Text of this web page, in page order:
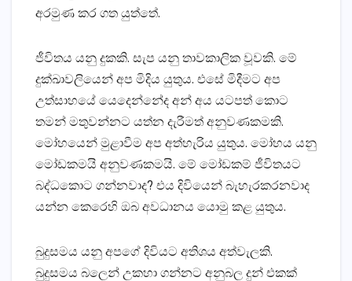
අරමුණ කර ගත යුත්තේ.
ජීවිතය යනු දුකකි. සැප යනු තාවකාලික වූවකි. මේ
දුක්‌ඛාවලියෙන් අප මිදිය යුතුය. එසේ මිදීමට අප
උත්සාහයේ යෙදෙන්නේද අන් අය යටපත් කොට
තමන් මතුවන්නට යත්න දැරීමත් අනුවණකමකි.
මෝහයෙන් මුළාවීම අප අත්හැරිය යුතුය. මෝහය යනු
මෝඩකමයි අනුවණකමයි. මේ මෝඩකම් ජීවිතයට
බද්ධකොට ගන්නවාද? එය දිවියෙන් බැහැරකරනවාද
යන්න කෙරෙහි ඔබ අවධානය යොමු කළ යුතුය.
බුදුසමය යනු අපගේ දිවියට අතිශය අත්වැලකි.
බුදුසමය බලෙන් උකහා ගන්නට අනුබල දුන් එකක්‌